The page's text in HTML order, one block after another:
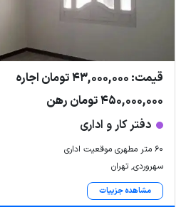
قیمت: 43,000,000 تومان اجاره
450,000,000 تومان رهن
دفتر کار و اداری
۶۰ متر مطهری موقعیت اداری
سهروردی, تهران
مشاهده جزییات